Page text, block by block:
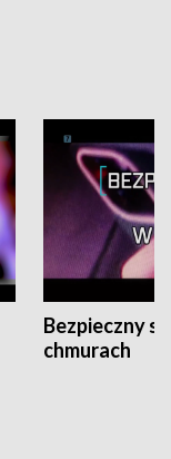
Bezpieczny
chmurach